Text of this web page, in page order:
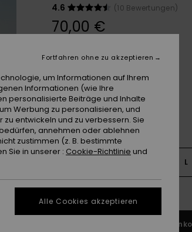
4.6
(10 Bewertungen)
70,00 €
FarbeRawhide
L
Größentabelle ansehen
In den
um Informationen auf Ihrem
Informationen (wie Ihre
personalisierte Beiträge und Inhalte
Werbung zu personalisieren, und
entwickeln und zu verbessern. Sie
annehmen oder ablehnen
zustimmen (z. B. bestimmte
Sie in unserer : Cookie-Richtlinie und
Fortfahren ohne zu akzeptieren
Alle Cookies akzeptieren